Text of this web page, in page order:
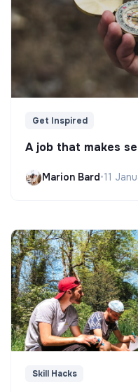
Get Inspired
A job that makes
Marion Bard•11
Skill Hacks